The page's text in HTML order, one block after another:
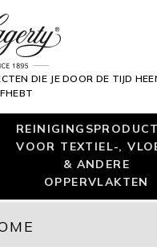
DIE JE DOOR DE TIJD
VOOR TEXTIEL-,
& ANDERE
OPPERVLAKTEN